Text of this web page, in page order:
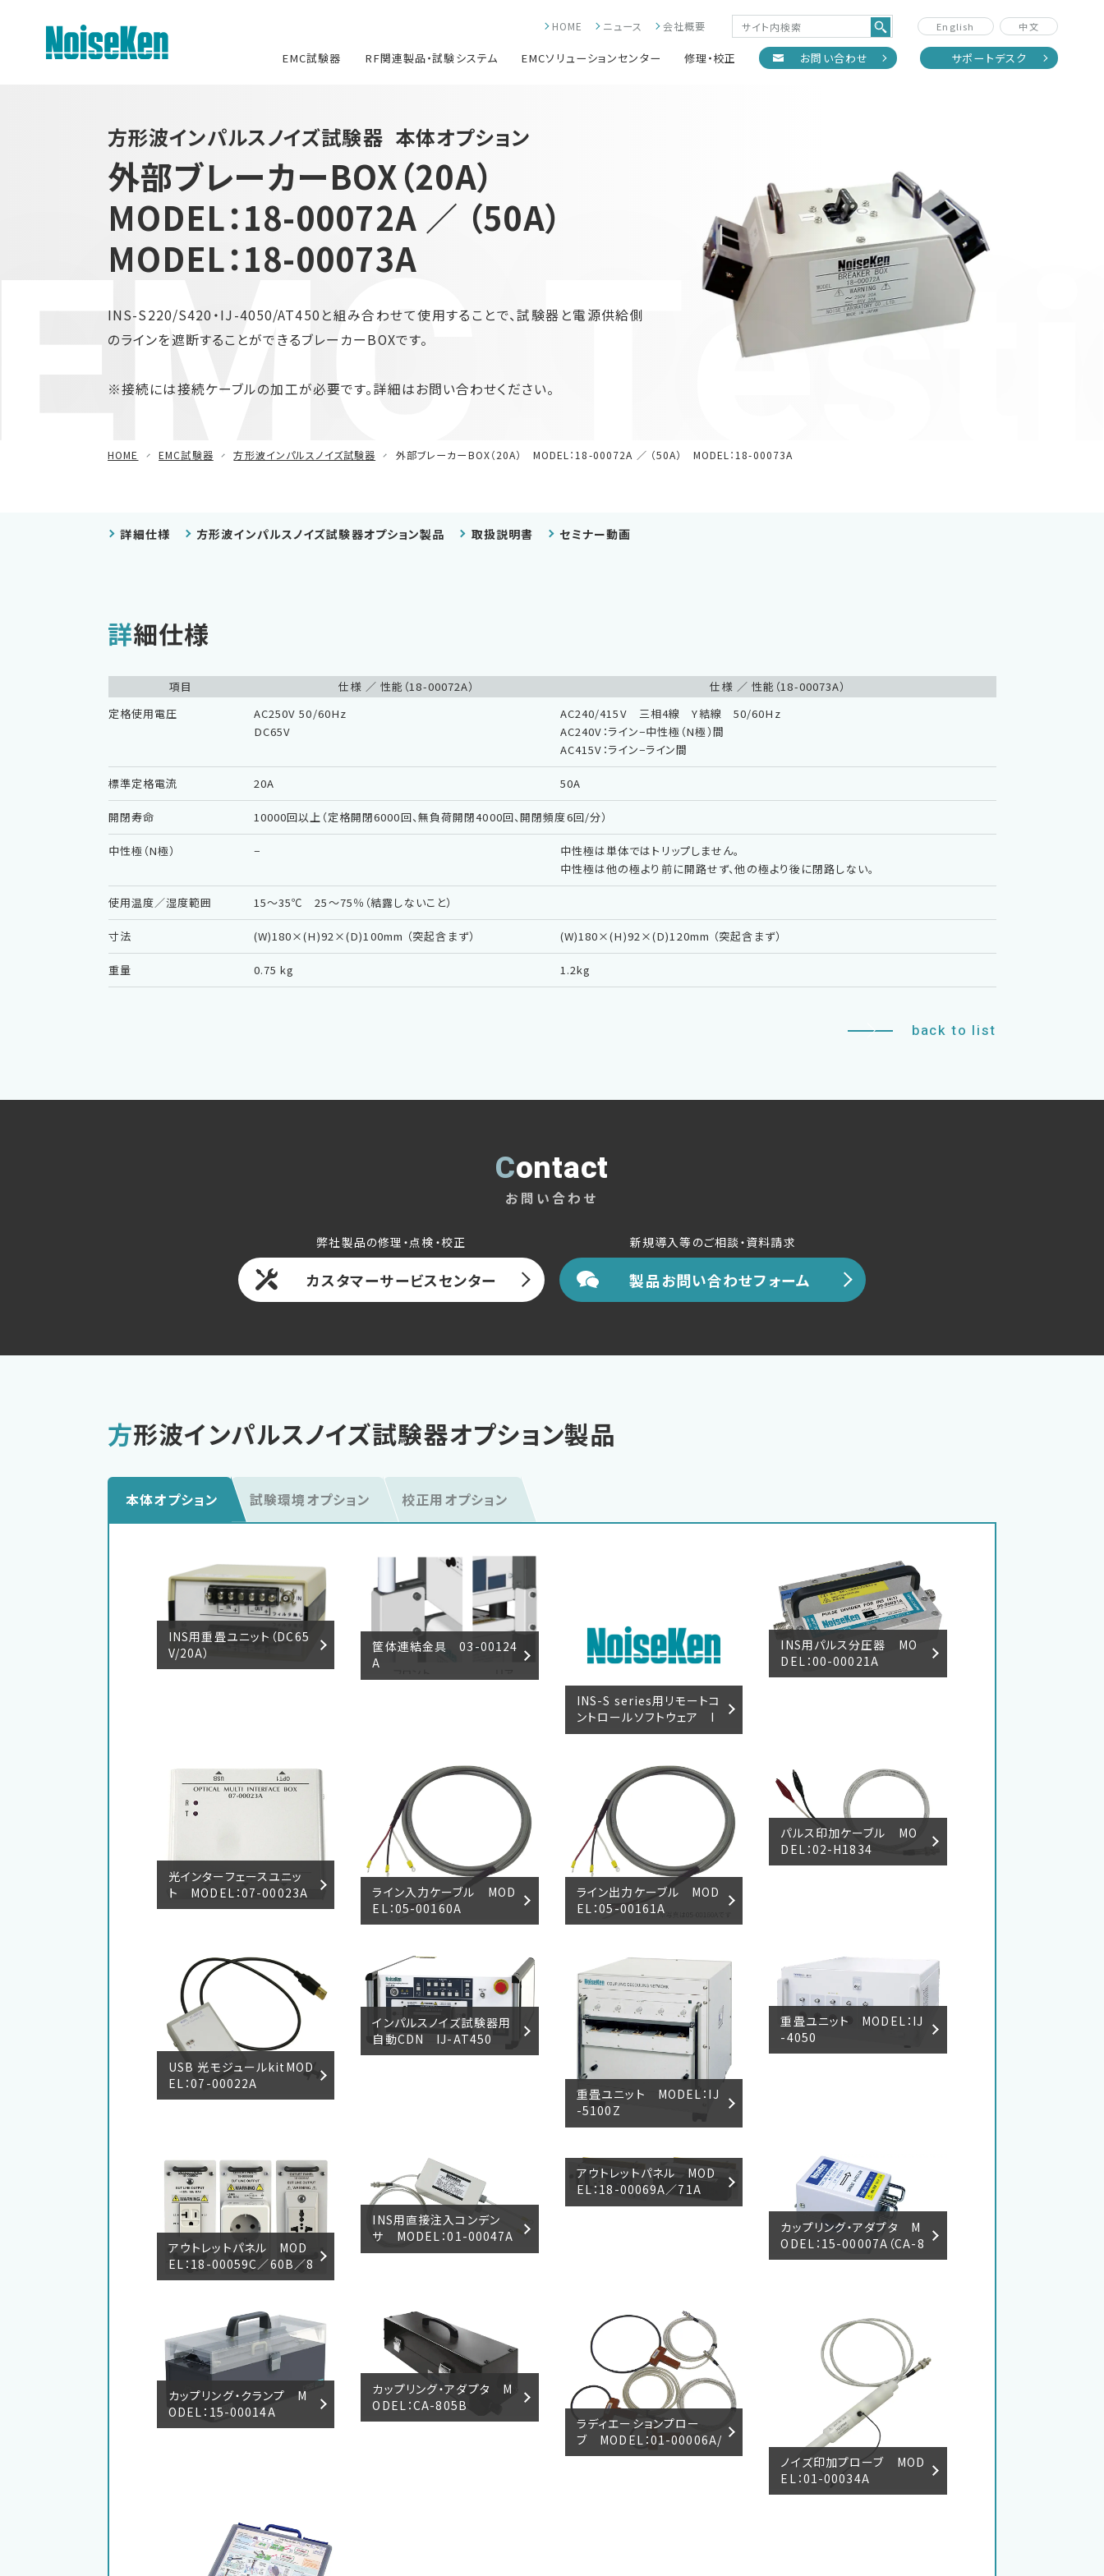
EMC試験器 RF関連製品・試験システム EMCソリューションセンター 修理・校正 お問い合わせ サポートデスク
HOME ニュース 会社概要 English 中文
方形波インパルスノイズ試験器 本体オプション
外部ブレーカーBOX（20A）
MODEL：18-00072A ／ （50A）
MODEL：18-00073A
INS-S220/S420・IJ-4050/AT450と組み合わせて使用することで、試験器と電源供給側
のラインを遮断することができるブレーカーBOXです。
※接続には接続ケーブルの加工が必要です。詳細はお問い合わせください。
HOME EMC試験器 方形波インパルスノイズ試験器 外部ブレーカーBOX（20A） MODEL：18-00072A ／ （50A） MODEL：18-00073A
詳細仕様 方形波インパルスノイズ試験器オプション製品 取扱説明書 セミナー動画
詳細仕様
項目 仕様 ／ 性能（18-00072A）
仕様 ／ 性能（18-00073A）
定格使用電圧
AC250V 50/60Hz
DC65V
AC240/415V 三相4線 Y結線 50/60Hz
AC240V：ライン−中性極（N極）間
AC415V：ライン−ライン間
標準定格電流 20A 50A
開閉寿命 10000回以上（定格開閉6000回、無負荷開閉4000回、開閉頻度6回/分）
中性極（N極） −
中性極は単体ではトリップしません。
中性極は他の極より前に開路せず、他の極より後に閉路しない。
使用温度／湿度範囲 15〜35℃ 25〜75％（結露しないこと）
寸法 (W)180×(H)92×(D)100mm （突起含まず） (W)180×(H)92×(D)120mm （突起含まず）
重量 0.75 kg 1.2kg
back to list
Contact
お問い合わせ
弊社製品の修理・点検・校正
カスタマーサービスセンター
新規導入等のご相談・資料請求
製品お問い合わせフォーム
方形波インパルスノイズ試験器オプション製品
本体オプション
INS用重畳ユニット（DC65
V/20A）
筐体連結金具 03-00124
A
INS-S series用リモートコ
ントロールソフトウェア I
NS series RemoteW M
INS用パルス分圧器 MO
DEL：00-00021A
光インターフェースユニッ
ト MODEL：07-00023A
ライン入力ケーブル MOD
EL：05-00160A
ライン出力ケーブル MOD
EL：05-00161A
パルス印加ケーブル MO
DEL：02-H1834
USB 光モジュールkitMOD
EL：07-00022A
インパルスノイズ試験器用
自動CDN IJ-AT450
重畳ユニット MODEL：IJ
-5100Z
重畳ユニット MODEL：IJ
-4050
アウトレットパネル MOD
EL：18-00059C／60B／8
4A
INS用直接注入コンデン
サ MODEL：01-00047A
アウトレットパネル MOD
EL：18-00069A／71A
カップリング・アダプタ M
ODEL：15-00007A（CA-8
06）
カップリング・クランプ M
ODEL：15-00014A
カップリング・アダプタ M
ODEL：CA-805B
ラディエーションプロー
ブ MODEL：01-00006A/
7A/8A/9A/10A/31A/50A
ノイズ印加プローブ MOD
EL：01-00034A
試験環境オプション 校正用オプション
静電気試験器
方形波インパルスノイズ試験器
ファスト・トランジェント/バースト試
電源電圧変動試験器・その他試験
減衰振動波試験器
その他